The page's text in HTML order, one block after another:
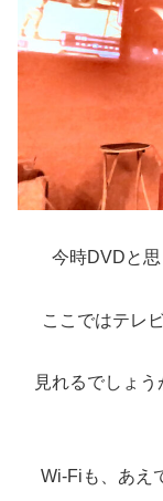
今時DVDと思
ここではテレ
見れるでしょ
Wi-Fiも、あえ